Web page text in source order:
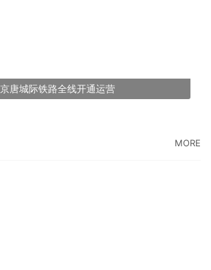
京唐城际铁路全线开通运营
MORE